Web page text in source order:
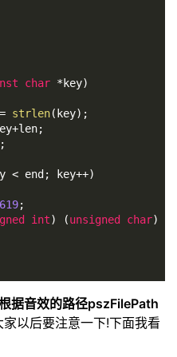
char *key)
strlen(key);
< end; key++)
;
int) (unsigned char)
据音效的路径pszFilePath
以后要注意一下!下面我看